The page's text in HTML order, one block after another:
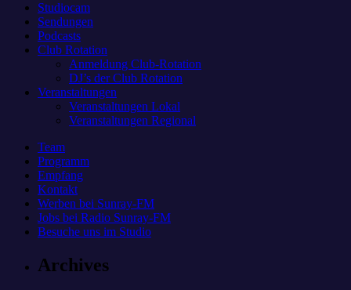
Studiocam
Sendungen
Podcasts
Club Rotation
Anmeldung Club-Rotation
DJ’s der Club Rotation
Veranstaltungen
Veranstaltungen Lokal
Veranstaltungen Regional
Team
Programm
Empfang
Kontakt
Werben bei Sunray-FM
Jobs bei Radio Sunray-FM
Besuche uns im Studio
Archives